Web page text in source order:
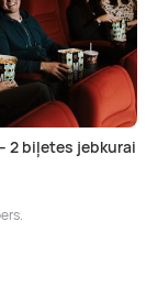
2 biļetes jebkurai